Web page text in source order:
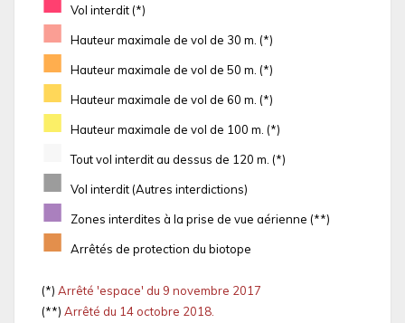
Vol interdit (*)
■ Hauteur maximale de vol de 30 m. (*)
■ Hauteur maximale de vol de 50 m. (*)
■ Hauteur maximale de vol de 60 m. (*)
■ Hauteur maximale de vol de 100 m. (*)
Tout vol interdit au dessus de 120 m. (*)
■ Vol interdit (Autres interdictions)
■ Zones interdites à la prise de vue aérienne (**)
■ Arrêtés de protection du biotope
(*) Arrêté 'espace' du 9 novembre 2017
(**) Arrêté du 14 octobre 2018.